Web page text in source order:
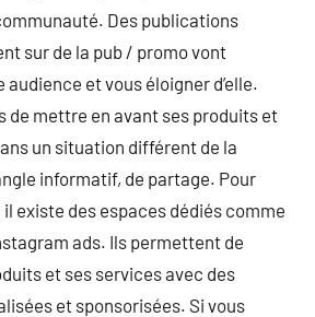
Des publications
sur de la pub / promo vont
et vous éloigner d’elle.
de mettre en avant ses produits et
un situation différent de la
informatif, de partage. Pour
existe des espaces dédiés comme
ads. Ils permettent de
et ses services avec des
et sponsorisées. Si vous